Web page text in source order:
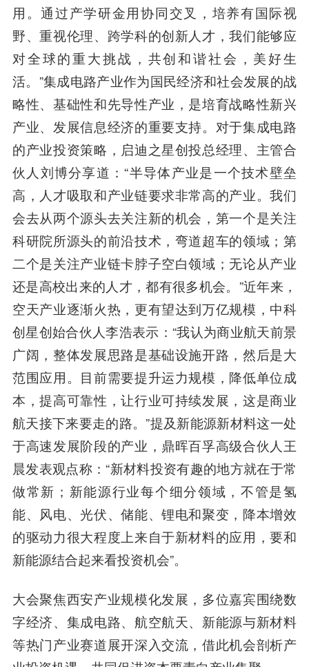
用。通过产学研金用协同交叉，培养有国际视
野、重视伦理、跨学科的创新人才，我们能够应
对全球的重大挑战，共创和谐社会，美好生
活。”集成电路产业作为国民经济和社会发展的战
略性、基础性和先导性产业，是培育战略性新兴
产业、发展信息经济的重要支持。对于集成电路
的产业投资策略，启迪之星创投总经理、主管合
伙人刘博分享道：“半导体产业是一个技术壁垒
高，人才吸取和产业链要求非常高的产业。我们
会去从两个源头去关注新的机会，第一个是关注
科研院所源头的前沿技术，弯道超车的领域；第
二个是关注产业链卡脖子空白领域；无论从产业
还是高校出来的人才，都有很多机会。”近年来，
空天产业逐渐火热，更有望达到万亿规模，中科
创星创始合伙人李浩表示：“我认为商业航天前景
广阔，整体发展思路是基础设施开路，然后是大
范围应用。目前需要提升运力规模，降低单位成
本，提高可靠性，让行业可持续发展，这是商业
航天接下来要走的路。”提及新能源新材料这一处
于高速发展阶段的产业，鼎晖百孚高级合伙人王
晨发表观点称：“新材料投资有趣的地方就在于常
做常新；新能源行业每个细分领域，不管是氢
能、风电、光伏、储能、锂电和聚变，降本增效
的驱动力很大程度上来自于新材料的应用，要和
新能源结合起来看投资机会”。
大会聚焦西安产业规模化发展，多位嘉宾围绕数
字经济、集成电路、航空航天、新能源与新材料
等热门产业赛道展开深入交流，借此机会剖析产